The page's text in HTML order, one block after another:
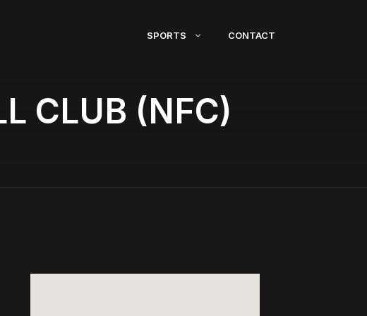
SPORTS CONTACT
CLUB (NFC)